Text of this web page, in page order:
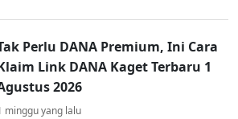
Perlu DANA Premium, Ini Cara
Link DANA Kaget Terbaru 1
2026
minggu yang lalu